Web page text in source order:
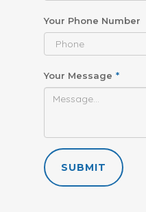
Your Phone Number
Your Message *
SUBMIT